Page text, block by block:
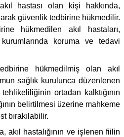
hastası olan kişi hakkında,
güvenlik tedbirine hükmedilir.
hükmedilen akıl hastaları,
koruma ve tedavi
hükmedilmiş olan akıl
sağlık kurulunca düzenlenen
ortadan kalktığının
belirtilmesi üzerine mahkeme
bırakılabilir.
akıl hastalığının ve işlenen fiilin